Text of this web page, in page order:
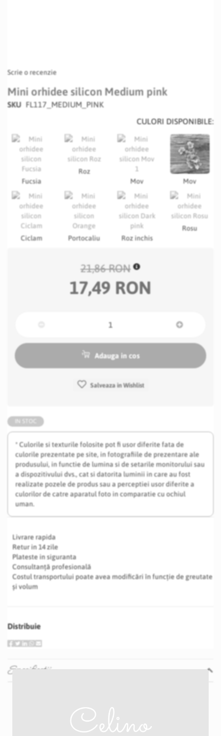
Scrie o recenzie
Mini orhidee silicon Medium pink
SKU FL117_MEDIUM_PINK
* Culorile si texturile folosite pot fi usor diferite fata de
culorile prezentate pe site, in fotografiile de prezentare ale
produsului, in functie de lumina si de setarile monitorului sau
a dispozitivului dvs., cat si datorita luminii in care au fost
realizate pozele de produs sau a perceptiei usor diferite a
culorilor de catre aparatul foto in comparatie cu ochiul
uman.
Livrare rapida
Retur in 14 zile
Plateste in siguranta
Consultanță profesională
Costul transportului poate avea modificări în funcție de greutate
și volum
Distribuie
CULORI DISPONIBILE:
Fucsia
Roz
Mov
Mov
Ciclam Portocaliu Roz inchis
Rosu
21,86 RON
17,49 RON
Adauga in cos
Salveaza in Wishlist
Specificatii
Roz deschis
7 cm